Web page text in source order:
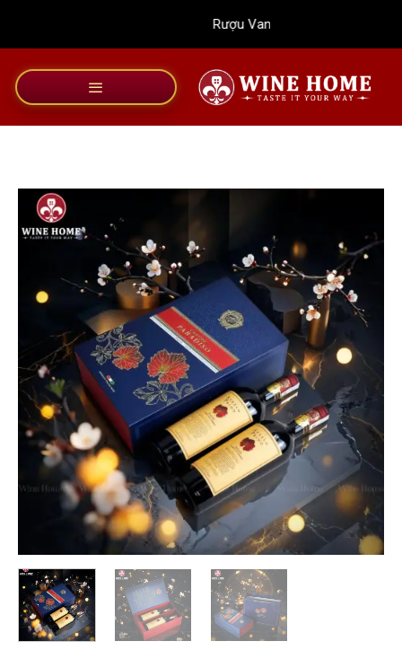
dung
Rượu Vang Wine Home